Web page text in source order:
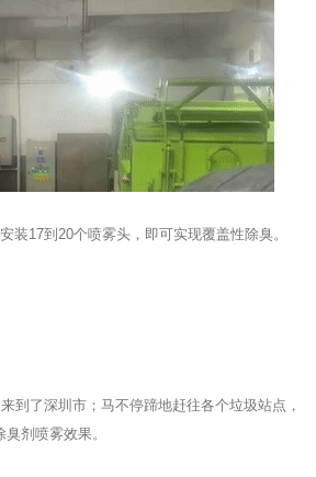
装17到20个喷雾头，即可实现覆盖性除臭。
到了深圳市；马不停蹄地赶往各个垃圾站点，
剂喷雾效果。